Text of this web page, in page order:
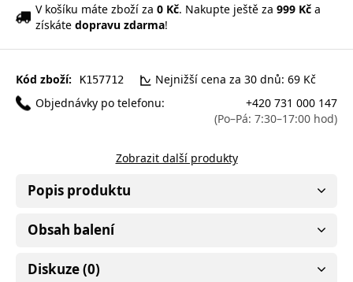
V košíku máte zboží za 0 Kč. Nakupte ještě za 999 Kč a
získáte dopravu zdarma!
Kód zboží: K157712
Nejnižší cena za 30 dnů: 69 Kč
Objednávky po telefonu:
+420 731 000 147
(Po–Pá: 7:30–17:00 hod)
Zobrazit další produkty
Popis produktu
Obsah balení
Diskuze (0)